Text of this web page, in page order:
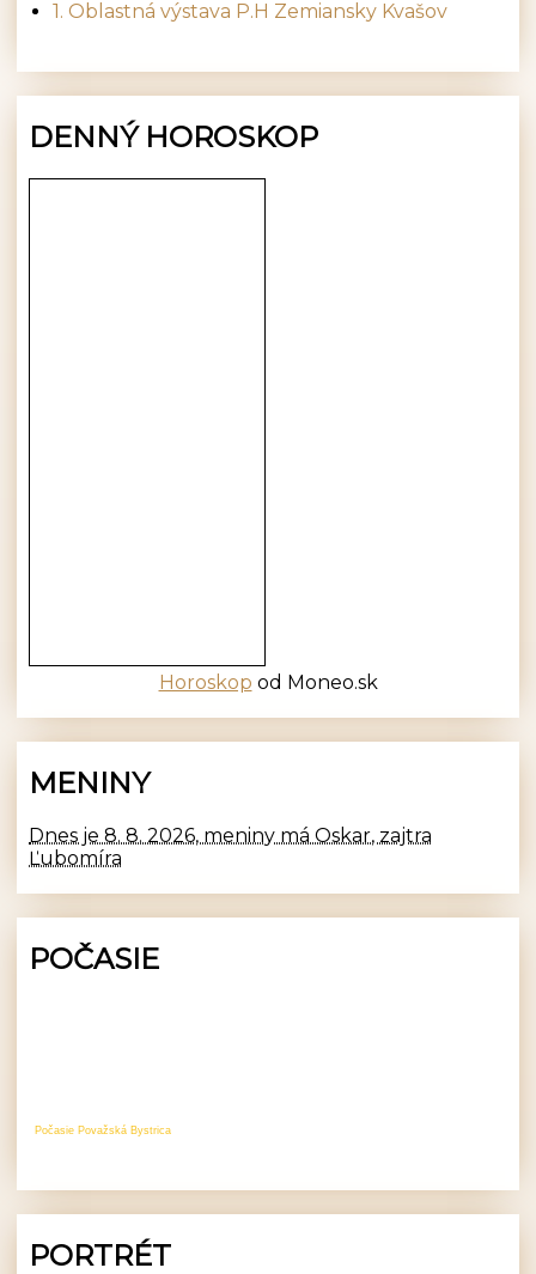
1. Oblastná výstava P.H Zemiansky Kvašov
DENNÝ HOROSKOP
Horoskop od Moneo.sk
MENINY
Dnes je 8. 8. 2026, meniny má Oskar, zajtra
Ľubomíra
POČASIE
Počasie Považská Bystrica
PORTRÉT